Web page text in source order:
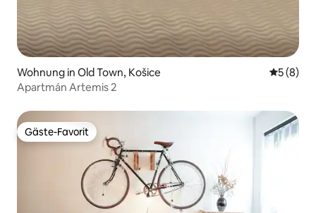
Wohnung in Old Town, Košice
5 (8)
Apartmán Artemis 2
Gäste-Favorit
Gäste-Favorit